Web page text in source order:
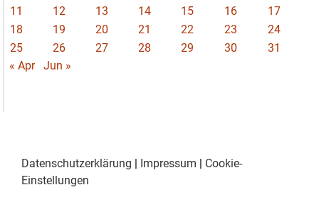
11
12 13 14 15 16
17
18
19 20 21 22 23
24
25
26 27 28 29 30
31
« Apr
Jun »
Datenschutzerklärung | Impressum | Cookie-
Einstellungen